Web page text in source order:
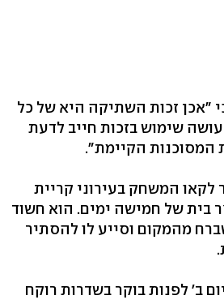
"אכן זכות השתיקה היא של כל
שימוש בזכות חייב לדעת
הקיימת".
המשחק בעירוני קריית
בית של חמישה ימים. הוא חשוד
מהמקום וסייע לו להסתיר
ב' לפנות בוקר בשדרות רוקח